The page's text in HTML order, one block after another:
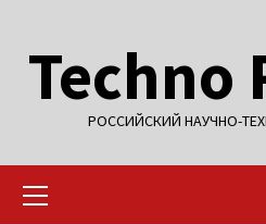
содержимому
Techno
РОССИЙСКИЙ НАУЧНО-
меню